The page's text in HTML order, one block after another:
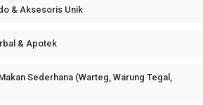
& Aksesoris Unik
& Apotek
Sederhana (Warteg, Warung Tegal,